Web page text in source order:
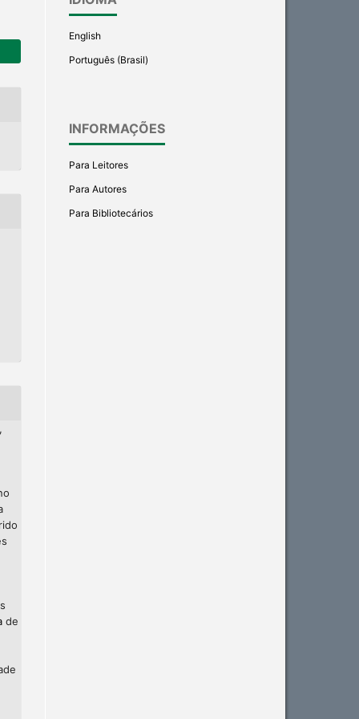
de
English
Português (Brasil)
INFORMAÇÕES
Para Leitores
Para Autores
Para Bibliotecários